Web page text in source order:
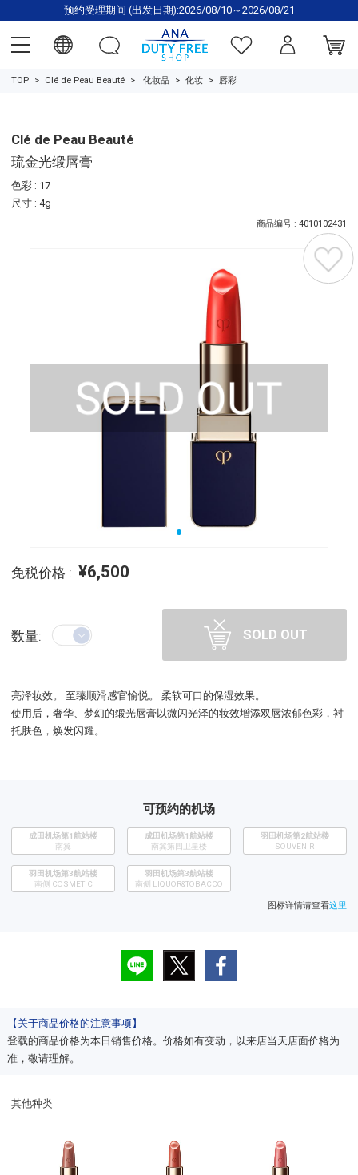
预约受理期间 (出发日期):2026/08/10～2026/08/21
TOP Clé de Peau Beauté 化妆品 化妆 唇彩
Clé de Peau Beauté
琉金光缎唇膏
色彩 : 17
尺寸 : 4g
商品编号 : 4010102431
免税价格 : ¥6,500
数量: SOLD OUT
亮泽妆效。 至臻顺滑感官愉悦。 柔软可口的保湿效果。
使用后，奢华、梦幻的缎光唇膏以微闪光泽的妆效增添双唇浓郁色彩，衬
托肤色，焕发闪耀。
可预约的机场
成田机场第1航站楼
南翼
成田机场第1航站楼
南翼第四卫星楼
​羽田机场第2航站楼
SOUVENIR
羽田机场第3航站楼
南侧 COSMETIC
羽田机场第3航站楼
南侧 LIQUOR&TOBACCO
图标详情请查看这里
【关于商品价格的注意事项】
登载的商品价格为本日销售价格。价格如有变动，以来店当天店面价格为
准，敬请理解。
其他种类